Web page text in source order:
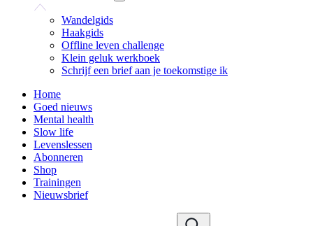
Wandelgids
Haakgids
Offline leven challenge
Klein geluk werkboek
Schrijf een brief aan je toekomstige ik
Home
Goed nieuws
Mental health
Slow life
Levenslessen
Abonneren
Shop
Trainingen
Nieuwsbrief